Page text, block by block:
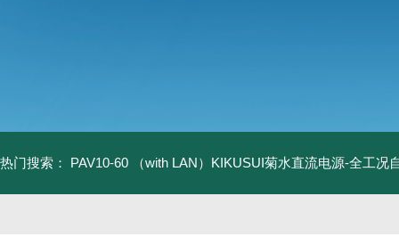
热门搜索： PAV10-60 （with LAN）KIKUSUI菊水直流电源-全工况